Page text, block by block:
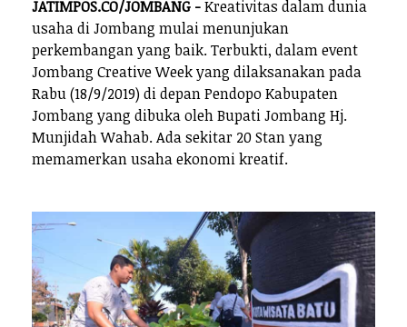
JATIMPOS.CO/JOMBANG -Kreativitas dalam dunia
usaha di Jombang mulai menunjukan
perkembangan yang baik. Terbukti, dalam event
Jombang Creative Week yang dilaksanakan pada
Rabu (18/9/2019) di depan Pendopo Kabupaten
Jombang yang dibuka oleh Bupati Jombang Hj.
Munjidah Wahab. Ada sekitar 20 Stan yang
memamerkan usaha ekonomi kreatif.